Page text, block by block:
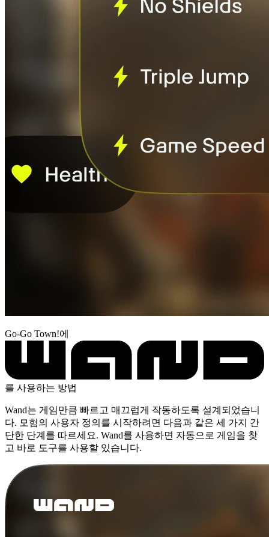
Go-Go Town!에
를 사용하는 방법
Wand는 게임만큼 빠르고 매끄럽게 작동하도록 설계되었습니
다. 모험의 사용자 정의를 시작하려면 다음과 같은 세 가지 간
단한 단계를 따르세요. Wand를 사용하면 자동으로 게임을 찾
고 바로 도구를 사용할 있습니다.